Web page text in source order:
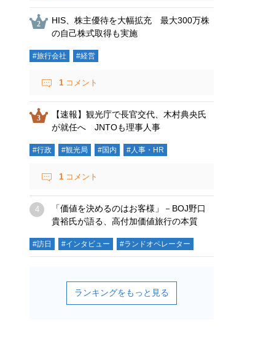
HIS、株主優待を大幅拡充 最大300万株
の自己株式取得も実施
#旅行会社 #経営
1 コメント
【速報】観光庁で長官交代、木村典央氏
が就任へ JNTOも理事人事
#行政 #観光局 #国内 #人事・HR
1 コメント
「価値を決めるのはお客様」－BOJ野口
貴裕氏が語る、高付加価値旅行の本質
#訪日 #インタビュー #ランドオペレーター